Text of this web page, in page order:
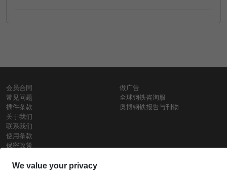
会员合同
常见问题
插件条款
关于我们
联系我们
使用条款
保密政策
做广告
全球钢铁咨询服
奥博钢铁报告与刊物